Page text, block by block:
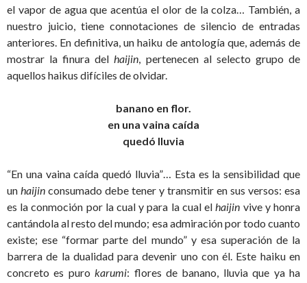
el vapor de agua que acentúa el olor de la colza… También, a
nuestro juicio, tiene connotaciones de silencio de entradas
anteriores. En definitiva, un haiku de antología que, además de
mostrar la finura delhaijin, pertenecen al selecto grupo de
aquellos haikus difíciles de olvidar.
banano en flor.
en una vaina caída
quedó lluvia
“En una vaina caída quedó lluvia”… Esta es la sensibilidad que
un haijin consumado debe tener y transmitir en sus versos: esa
es la conmoción por la cual y para la cual elhaijin vive y honra
cantándola al resto del mundo; esa admiración por todo cuanto
existe; ese “formar parte del mundo” y esa superación de la
barrera de la dualidad para devenir uno con él. Este haiku en
concreto es purokarumi: flores de banano, lluvia que ya ha